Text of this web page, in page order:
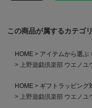
この商品が属するカテゴリ
HOME アイテムから選ぶ
上野遊戯倶楽部 ウエノ
HOME
ギフトラッピング
上野遊戯倶楽部 ウエノ